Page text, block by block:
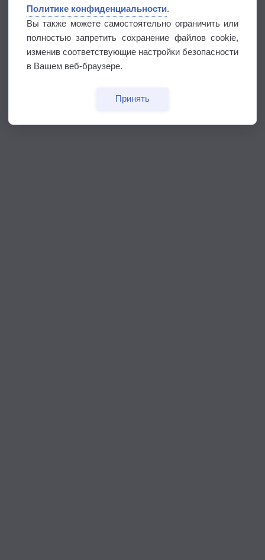
Политике конфиденциальности.
Вы также можете самостоятельно ограничить или
полностью запретить сохранение файлов cookie,
изменив соответствующие настройки безопасности
в Вашем веб-браузере.
Принять